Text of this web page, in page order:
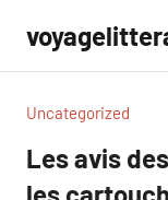
contenu
Uncategorized
Les avis